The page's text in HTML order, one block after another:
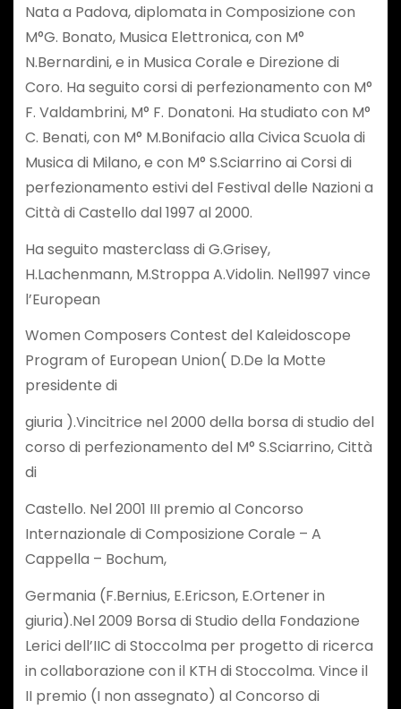
Nata a Padova, diplomata in Composizione con
M°G. Bonato, Musica Elettronica, con M°
N.Bernardini, e in Musica Corale e Direzione di
Coro. Ha seguito corsi di perfezionamento con M°
F. Valdambrini, M° F. Donatoni. Ha studiato con M°
C. Benati, con M° M.Bonifacio alla Civica Scuola di
Musica di Milano, e con M° S.Sciarrino ai Corsi di
perfezionamento estivi del Festival delle Nazioni a
Città di Castello dal 1997 al 2000.
Ha seguito masterclass di G.Grisey,
H.Lachenmann, M.Stroppa A.Vidolin. Nel1997 vince
l’European
Women Composers Contest del Kaleidoscope
Program of European Union( D.De la Motte
presidente di
giuria ).Vincitrice nel 2000 della borsa di studio del
corso di perfezionamento del M° S.Sciarrino, Città
di
Castello. Nel 2001 III premio al Concorso
Internazionale di Composizione Corale – A
Cappella – Bochum,
Germania (F.Bernius, E.Ericson, E.Ortener in
giuria).Nel 2009 Borsa di Studio della Fondazione
Lerici dell’IIC di Stoccolma per progetto di ricerca
in collaborazione con il KTH di Stoccolma. Vince il
II premio (I non assegnato) al Concorso di